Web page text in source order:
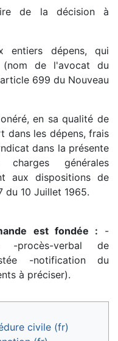
de la décision à
entiers dépens, qui
de l'avocat du
699 du Nouveau
en sa qualité de
dans les dépens, frais
dans la présente
générales
aux dispositions de
du 10 Juillet 1965.
est fondée : -
-procès-verbal de
-notification du
à préciser).
civile (fr)